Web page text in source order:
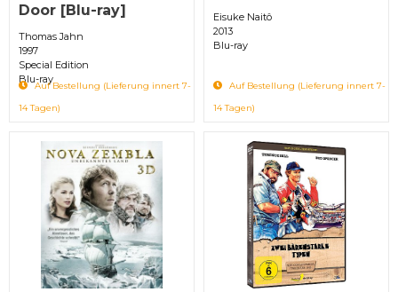
Door [Blu-ray]
Thomas Jahn
1997
Special Edition
Blu-ray
Auf Bestellung (Lieferung innert 7-
14 Tagen)
Eisuke Naitô
2013
Blu-ray
Auf Bestellung (Lieferung innert 7-
14 Tagen)